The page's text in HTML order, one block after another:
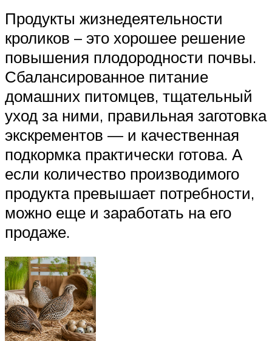
Продукты жизнедеятельности
кроликов – это хорошее решение
повышения плодородности почвы.
Сбалансированное питание
домашних питомцев, тщательный
уход за ними, правильная заготовка
экскрементов — и качественная
подкормка практически готова. А
если количество производимого
продукта превышает потребности,
можно еще и заработать на его
продаже.